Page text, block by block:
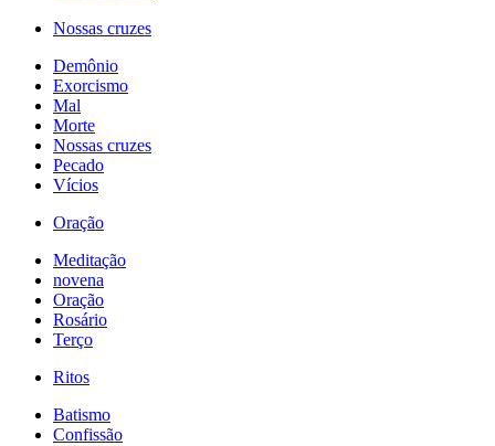
Nossas cruzes
Demônio
Exorcismo
Mal
Morte
Nossas cruzes
Pecado
Vícios
Oração
Meditação
novena
Oração
Rosário
Terço
Ritos
Batismo
Confissão